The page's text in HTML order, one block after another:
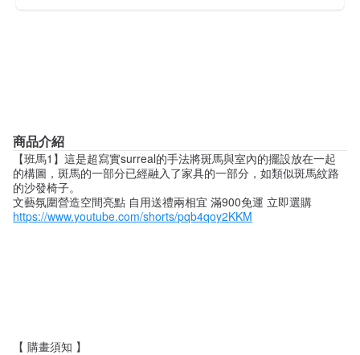
商品介紹
【班馬1】這是超寫實surreal的手法將斑馬與室內的擺設放在一起
的構圖，斑馬的一部分已經融入了家具的一部分，如類似斑馬紋路
的沙發椅子。
文藝氛圍營造空間亮點 自用送禮兩相宜 滿900免運 立即選購
https://www.youtube.com/shorts/pqb4qoy2KKM
【 購畫須知 】